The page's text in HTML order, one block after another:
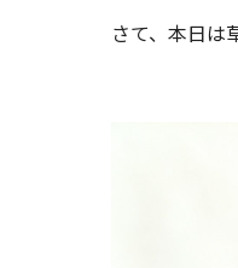
さて、本日は